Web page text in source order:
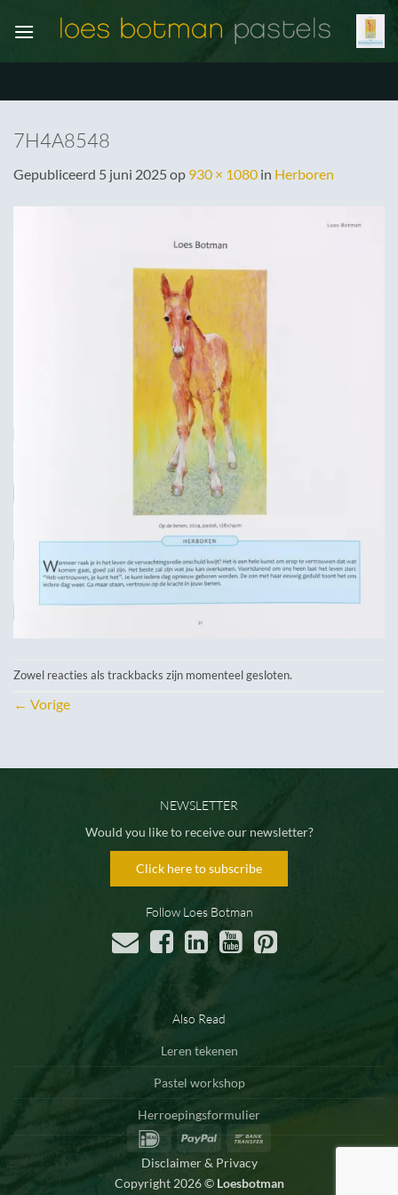
naar
7H4A8548
Gepubliceerd 5 juni 2025 op 930 × 1080 in Herboren
Zowel reacties als trackbacks zijn momenteel gesloten.
← Vorige
NEWSLETTER
Would you like to receive our newsletter?
Click here to subscribe
Follow Loes Botman
Also Read
Leren tekenen
Pastel workshop
Herroepingsformulier
IDeal
PayPal
Disclaimer & Privacy
Copyright 2026 © Loesbotman